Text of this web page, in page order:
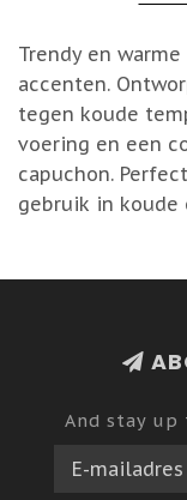
Trendy en
accenten.
tegen koude
voering en een
capuchon.
gebruik in koude
And stay